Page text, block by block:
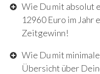
Wie Du mit absolut
12960 Euro im Jahr
Zeitgewinn!
Wie Du mit
Übersicht über